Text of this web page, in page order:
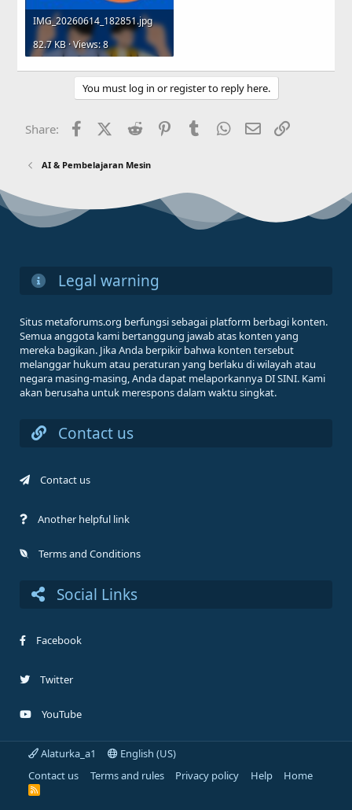
IMG_20260614_182851.jpg
82.7 KB · Views: 8
You must log in or register to reply here.
Share: FacebookX (Twitter)
Reddit PinterestTumblr WhatsApp
Email
AI & Pembelajaran Mesin
Legal warning
Situs metaforums.org berfungsi sebagai platform berbagi konten.
Semua anggota kami bertanggung jawab atas konten yang
mereka bagikan. Jika Anda berpikir bahwa konten tersebut
melanggar hukum atau peraturan yang berlaku di wilayah atau
negara masing-masing, Anda dapat melaporkannya DI SINI. Kami
akan berusaha untuk merespons dalam waktu singkat.
Contact us
Contact us
Another helpful link
Terms and Conditions
Social Links
Facebook
Twitter
YouTube
Alaturka_a1
English (US)
Contact us
Terms and rules Privacy policy Help Home
R